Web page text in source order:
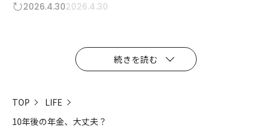
2026.4.302026.4.30
続きを読む
TOP
LIFE
10年後の年金、大丈夫？